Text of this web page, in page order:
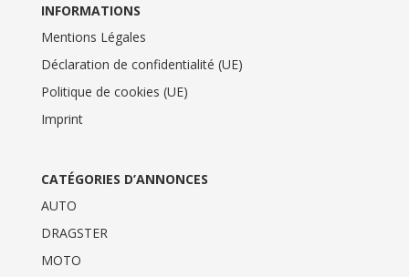
INFORMATIONS
Mentions Légales
Déclaration de confidentialité (UE)
Politique de cookies (UE)
Imprint
CATÉGORIES D’ANNONCES
AUTO
DRAGSTER
MOTO